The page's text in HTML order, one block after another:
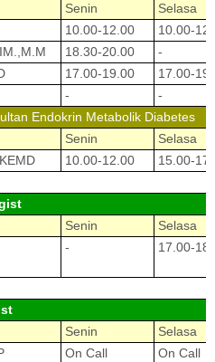
Senin
Selasa
10.00-12.00
10.00-
18.30-20.00
-
17.00-19.00
17.00-
-
-
Endokrin Metabolik Diabetes
Senin
Selasa
10.00-12.00
15.00-
Senin
Selasa
- 17.00-
Senin
Selasa
On Call
On Call